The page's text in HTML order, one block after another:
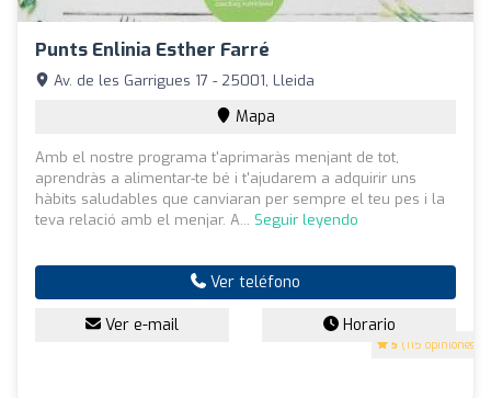
Punts Enlinia Esther Farré
5 (115 opiniones)
Av. de les Garrigues 17 - 25001, Lleida
Mapa
Amb el nostre programa t'aprimaràs menjant de tot,
aprendràs a alimentar-te bé i t'ajudarem a adquirir uns
hàbits saludables que canviaran per sempre el teu pes i la
teva relació amb el menjar. A... Seguir leyendo
Ver teléfono
Ver e-mail Horario